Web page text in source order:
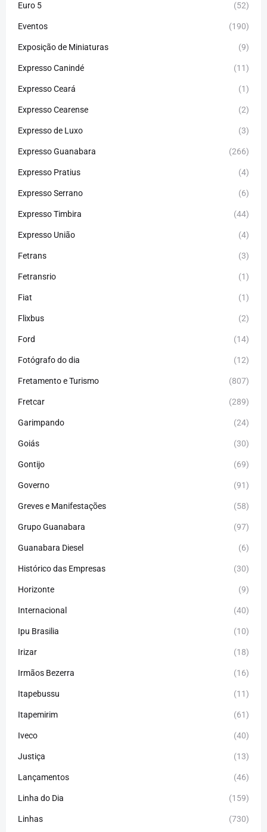
Euro 5 (52)
Eventos (190)
Exposição de Miniaturas (9)
Expresso Canindé (11)
Expresso Ceará (1)
Expresso Cearense (2)
Expresso de Luxo (3)
Expresso Guanabara (266)
Expresso Pratius (4)
Expresso Serrano (6)
Expresso Timbira (44)
Expresso União (4)
Fetrans (3)
Fetransrio (1)
Fiat (1)
Flixbus (2)
Ford (14)
Fotógrafo do dia (12)
Fretamento e Turismo (807)
Fretcar (289)
Garimpando (24)
Goiás (30)
Gontijo (69)
Governo (91)
Greves e Manifestações (58)
Grupo Guanabara (97)
Guanabara Diesel (6)
Histórico das Empresas (30)
Horizonte (9)
Internacional (40)
Ipu Brasilia (10)
Irizar (18)
Irmãos Bezerra (16)
Itapebussu (11)
Itapemirim (61)
Iveco (40)
Justiça (13)
Lançamentos (46)
Linha do Dia (159)
Linhas (730)